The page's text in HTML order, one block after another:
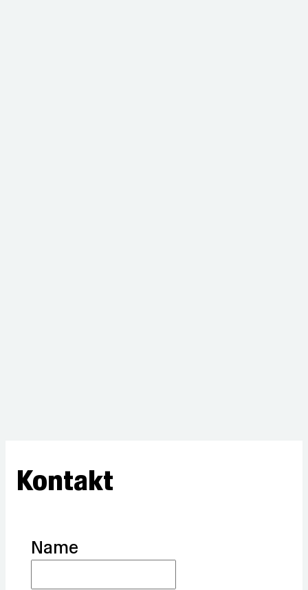
Kontakt
Name